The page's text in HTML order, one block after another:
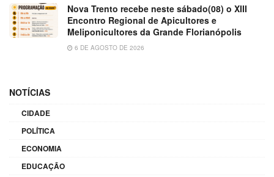
Nova Trento recebe neste sábado(08) o XIII
Encontro Regional de Apicultores e
Meliponicultores da Grande Florianópolis
6 DE AGOSTO DE 2026
NOTÍCIAS
CIDADE
POLÍTICA
ECONOMIA
EDUCAÇÃO